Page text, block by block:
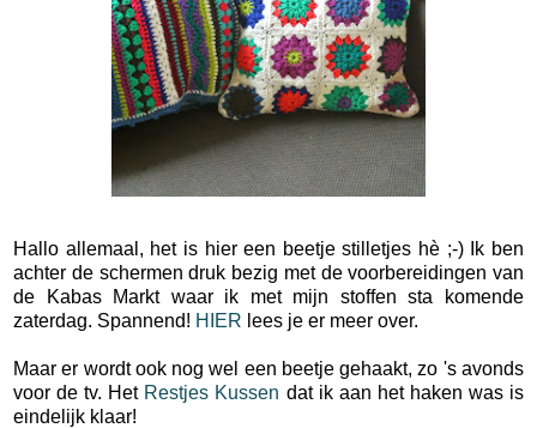
Hallo allemaal, het is hier een beetje stilletjes hè ;-) Ik ben
achter de schermen druk bezig met de voorbereidingen van
de Kabas Markt waar ik met mijn stoffen sta komende
zaterdag. Spannend! HIER lees je er meer over.
Maar er wordt ook nog wel een beetje gehaakt, zo 's avonds
voor de tv. Het Restjes Kussen dat ik aan het haken was is
eindelijk klaar!